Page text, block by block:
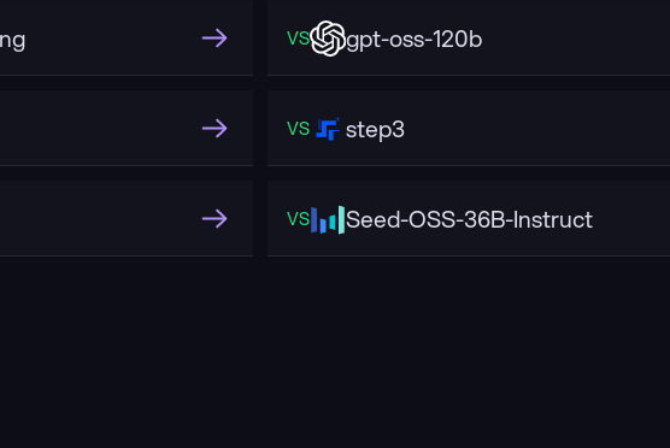
VS gpt-oss-120b
VS step3
VS Seed-OSS-36B-Instruct